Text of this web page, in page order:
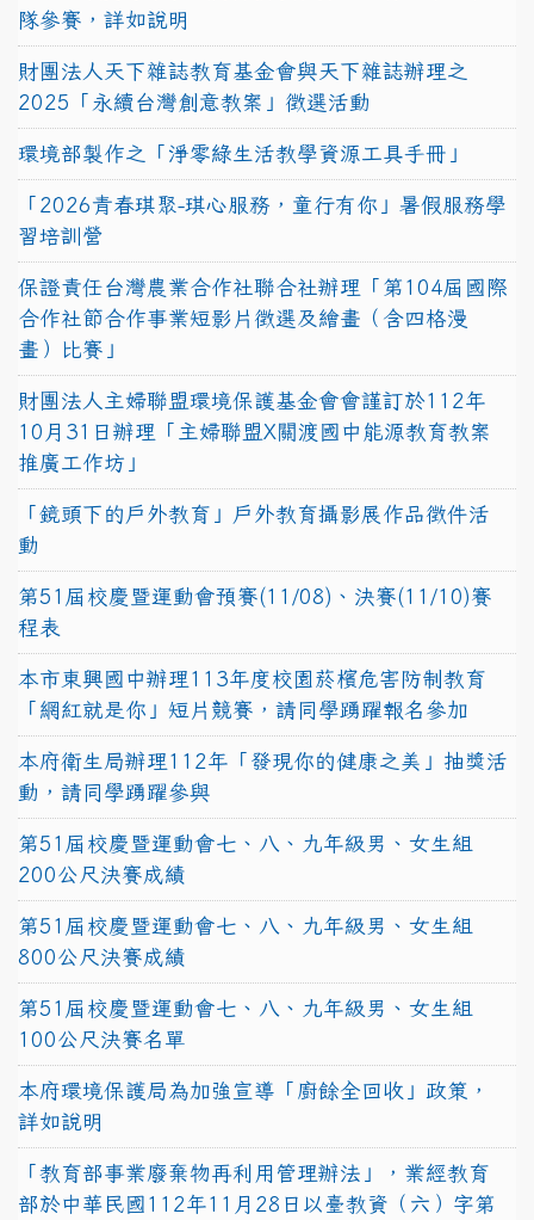
隊參賽，詳如說明
財團法人天下雜誌教育基金會與天下雜誌辦理之
2025「永續台灣創意教案」徵選活動
環境部製作之「淨零綠生活教學資源工具手冊」
「2026青春琪聚-琪心服務，童行有你」暑假服務學
習培訓營
保證責任台灣農業合作社聯合社辦理「第104屆國際
合作社節合作事業短影片徵選及繪畫（含四格漫
畫）比賽」
財團法人主婦聯盟環境保護基金會會謹訂於112年
10月31日辦理「主婦聯盟X關渡國中能源教育教案
推廣工作坊」
「鏡頭下的戶外教育」戶外教育攝影展作品徵件活
動
第51屆校慶暨運動會預賽(11/08)、決賽(11/10)賽
程表
本市東興國中辦理113年度校園菸檳危害防制教育
「網紅就是你」短片競賽，請同學踴躍報名參加
本府衛生局辦理112年「發現你的健康之美」抽獎活
動，請同學踴躍參與
第51屆校慶暨運動會七、八、九年級男、女生組
200公尺決賽成績
第51屆校慶暨運動會七、八、九年級男、女生組
800公尺決賽成績
第51屆校慶暨運動會七、八、九年級男、女生組
100公尺決賽名單
本府環境保護局為加強宣導「廚餘全回收」政策，
詳如說明
「教育部事業廢棄物再利用管理辦法」，業經教育
部於中華民國112年11月28日以臺教資（六）字第